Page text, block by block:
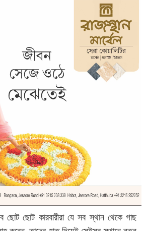
ছোট কারবারীরা যে সব স্থান থেকে গাছ